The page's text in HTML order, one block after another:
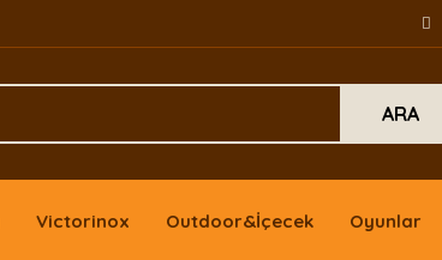
ARA
Victorinox Outdoor&İçecek Oyunlar